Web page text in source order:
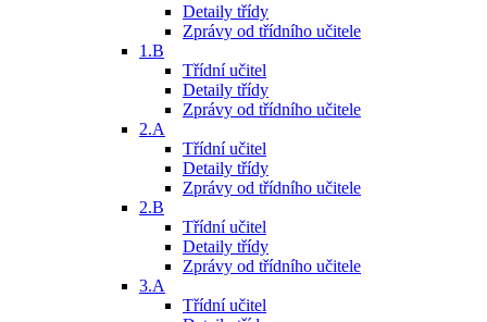
Detaily třídy
Zprávy od třídního učitele
1.B
Třídní učitel
Detaily třídy
Zprávy od třídního učitele
2.A
Třídní učitel
Detaily třídy
Zprávy od třídního učitele
2.B
Třídní učitel
Detaily třídy
Zprávy od třídního učitele
3.A
Třídní učitel